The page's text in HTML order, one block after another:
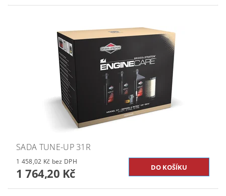
SADA TUNE-UP 31R
1 458,02 Kč bez DPH
1 764,20 Kč